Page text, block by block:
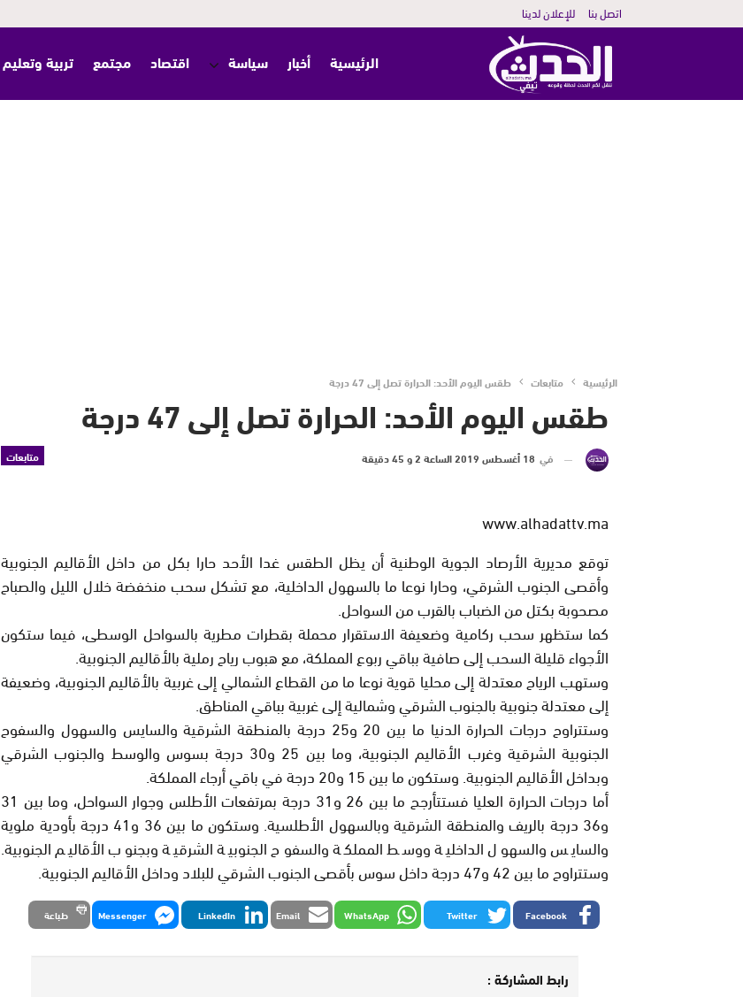
اتصل بنا للإعلان لدينا
الرئيسية أخبار سياسة اقتصاد مجتمع تربية وتعليم
الرئيسية متابعات طقس اليوم الأحد: الحرارة تصل إلى 47 درجة
طقس اليوم الأحد: الحرارة تصل إلى 47 درجة
متابعات في 18 أغسطس 2019 الساعة 2 و 45 دقيقة
www.alhadattv.ma
توقع مديرية الأرصاد الجوية الوطنية أن يظل الطقس غدا الأحد حارا بكل من داخل الأقاليم الجنوبية
وأقصى الجنوب الشرقي، وحارا نوعا ما بالسهول الداخلية، مع تشكل سحب منخفضة خلال الليل والصباح
مصحوبة بكتل من الضباب بالقرب من السواحل.
كما ستظهر سحب ركامية وضعيفة الاستقرار محملة بقطرات مطرية بالسواحل الوسطى، فيما ستكون
الأجواء قليلة السحب إلى صافية بباقي ربوع المملكة، مع هبوب رياح رملية بالأقاليم الجنوبية.
وستهب الرياح معتدلة إلى محليا قوية نوعا ما من القطاع الشمالي إلى غربية بالأقاليم الجنوبية، وضعيفة
إلى معتدلة جنوبية بالجنوب الشرقي وشمالية إلى غربية بباقي المناطق.
وستتراوح درجات الحرارة الدنيا ما بين 20 و25 درجة بالمنطقة الشرقية والسايس والسهول والسفوح
الجنوبية الشرقية وغرب الأقاليم الجنوبية، وما بين 25 و30 درجة بسوس والوسط والجنوب الشرقي
وبداخل الأقاليم الجنوبية. وستكون ما بين 15 و20 درجة في باقي أرجاء المملكة.
أما درجات الحرارة العليا فستتأرجح ما بين 26 و31 درجة بمرتفعات الأطلس وجوار السواحل، وما بين 31
و36 درجة بالريف والمنطقة الشرقية وبالسهول الأطلسية. وستكون ما بين 36 و41 درجة بأودية ملوية
والسايس والسهول الداخلية ووسط المملكة والسفوح الجنوبية الشرقية وبجنوب الأقاليم الجنوبية.
وستتراوح ما بين 42 و47 درجة داخل سوس بأقصى الجنوب الشرقي للبلاد وداخل الأقاليم الجنوبية.
Facebook
Twitter
WhatsApp
Email
LinkedIn
Messenger طباعة
رابط المشاركة :